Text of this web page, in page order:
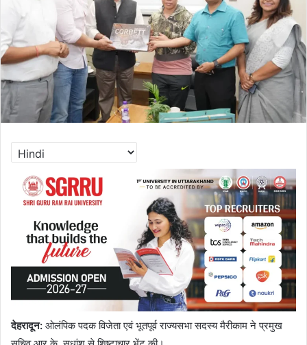
देहरादून: ओलंपिक पदक विजेता एवं भूतपूर्व राज्यसभा सदस्य मैरीकाम ने प्रमुख